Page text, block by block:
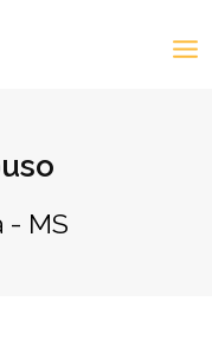
- MS